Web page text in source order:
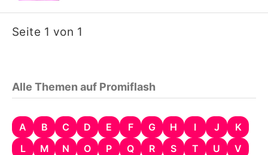
Seite 1 von 1
Alle Themen auf Promiflash
A B C D E F G H I J
K
L
M N O P Q R S T U
V